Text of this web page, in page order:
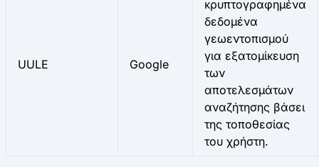
UULE Google
κρυπτογραφημένα
δεδομένα
γεωεντοπισμού
για εξατομίκευση
των
αποτελεσμάτων
αναζήτησης βάσει
της τοποθεσίας
του χρήστη.